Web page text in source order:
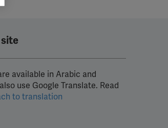
available in Arabic and
use Google Translate. Read
to translation